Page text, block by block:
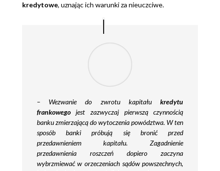
kredytowe, uznając ich warunki za nieuczciwe.
– Wezwanie do zwrotu kapitałukredytu
frankowegojest zazwyczaj pierwszą czynnością
banku zmierzającą do wytoczenia powództwa. W ten
sposób banki próbują się bronić przed
przedawnieniem kapitału. Zagadnienie
przedawnienia roszczeń dopiero zaczyna
wybrzmiewać w orzeczeniach sądów powszechnych,